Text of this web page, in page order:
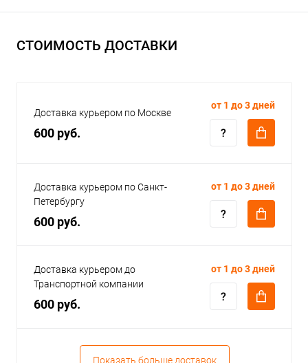
СТОИМОСТЬ ДОСТАВКИ
Доставка курьером по Москве
600 руб.
от 1 до 3 дней
Доставка курьером по Санкт-
Петербургу
600 руб.
от 1 до 3 дней
Доставка курьером до
Транспортной компании
600 руб.
от 1 до 3 дней
Показать больше доставок